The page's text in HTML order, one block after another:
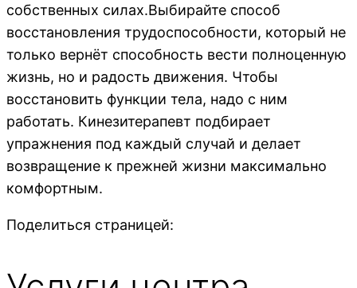
собственных силах.Выбирайте способ
восстановления трудоспособности, который не
только вернёт способность вести полноценную
жизнь, но и радость движения. Чтобы
восстановить функции тела, надо с ним
работать. Кинезитерапевт подбирает
упражнения под каждый случай и делает
возвращение к прежней жизни максимально
комфортным.
Поделиться страницей: